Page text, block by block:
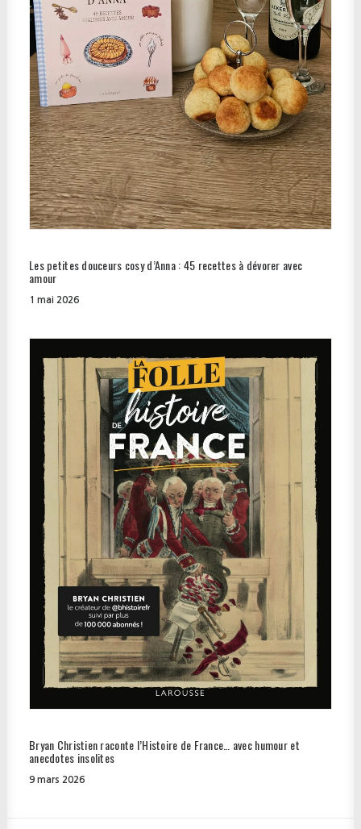
Les petites douceurs cosy d’Anna : 45 recettes à dévorer avec
amour
1 mai 2026
Bryan Christien raconte l’Histoire de France… avec humour et
anecdotes insolites
9 mars 2026